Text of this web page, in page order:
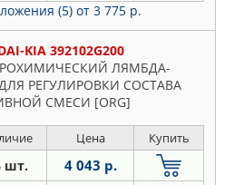
(5) от 3 775 р.
KIA 392102G200
ЛЯМБДА-
РЕГУЛИРОВКИ СОСТАВА
СМЕСИ [ORG]
Цена Купить
шт. 4 043 р.